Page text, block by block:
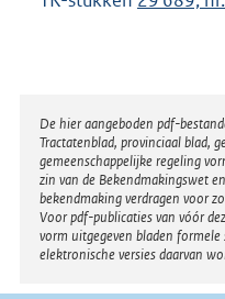
Disclaimer
De hier aangeboden pdf-
Tractatenblad, provinciaal blad,
gemeenschappelijke regeling
zin van de Bekendmakingswet
bekendmaking verdragen voor
Voor pdf-publicaties van vóór
vorm uitgegeven bladen
elektronische versies daarvan